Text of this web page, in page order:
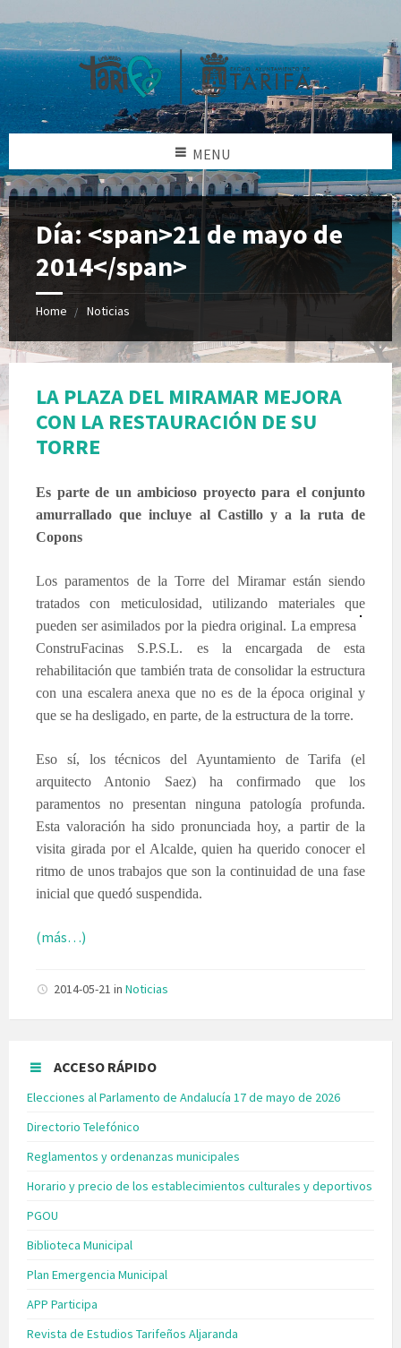
MENU
Día: <span>21 de mayo de
2014</span>
Home Noticias
LA PLAZA DEL MIRAMAR MEJORA
CON LA RESTAURACIÓN DE SU
TORRE
Es parte de un ambicioso proyecto para el conjunto
amurrallado que incluye al Castillo y a la ruta de
Copons
Los paramentos de la Torre del Miramar están siendo
tratados con meticulosidad, utilizando materiales que
pueden ser asimilados por la piedra original. La empresa
ConstruFacinas S.P.S.L. es la encargada de esta
rehabilitación que también trata de consolidar la estructura
con una escalera anexa que no es de la época original y
que se ha desligado, en parte, de la estructura de la torre.
Eso sí, los técnicos del Ayuntamiento de Tarifa (el
arquitecto Antonio Saez) ha confirmado que los
paramentos no presentan ninguna patología profunda.
Esta valoración ha sido pronunciada hoy, a partir de la
visita girada por el Alcalde, quien ha querido conocer el
ritmo de unos trabajos que son la continuidad de una fase
inicial que quedó suspendida.
(más…)
2014-05-21 in Noticias
ACCESO RÁPIDO
Elecciones al Parlamento de Andalucía 17 de mayo de 2026
Directorio Telefónico
Reglamentos y ordenanzas municipales
Horario y precio de los establecimientos culturales y deportivos
PGOU
Biblioteca Municipal
Plan Emergencia Municipal
APP Participa
Revista de Estudios Tarifeños Aljaranda